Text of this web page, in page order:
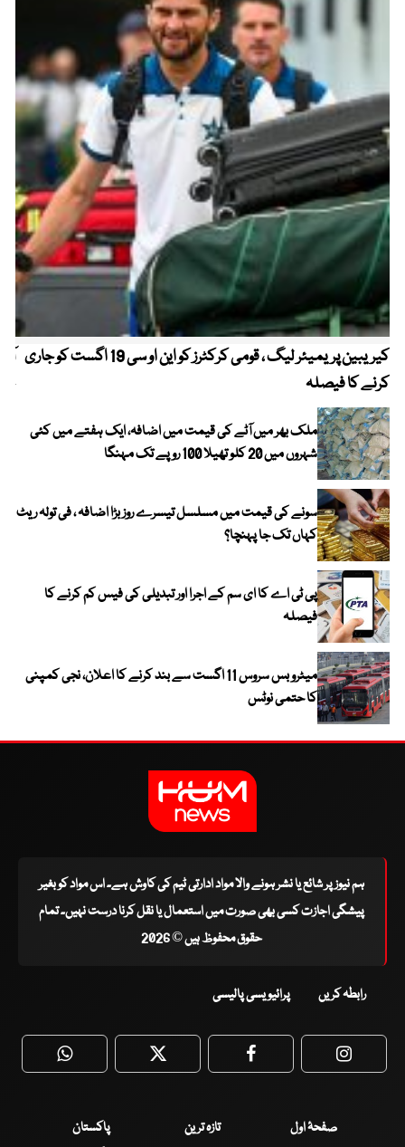
کیریبین پریمیئر لیگ ، قومی کرکٹرز کو این او سی 19 اگست کو جاری
کرنے کا فیصلہ
ملک بھر میں آٹے کی قیمت میں اضافہ، ایک ہفتے میں کئی
شہروں میں 20 کلو تھیلا 100 روپے تک مہنگا
سونے کی قیمت میں مسلسل تیسرے روز بڑا اضافہ ، فی تولہ ریٹ
کہاں تک جا پہنچا؟
پی ٹی اے کا ای سم کے اجرا اور تبدیلی کی فیس کم کرنے کا
فیصلہ
میٹرو بس سروس 11 اگست سے بند کرنے کا اعلان، نجی کمپنی
کا حتمی نوٹس
ہم نیوز پر شائع یا نشر ہونے والا مواد ادارتی ٹیم کی کاوش ہے۔ اس مواد کو بغیر
پیشگی اجازت کسی بھی صورت میں استعمال یا نقل کرنا درست نہیں۔ تمام
حقوق محفوظ ہیں © 2026
رابطہ کریں پرائیویسی پالیسی
WhatsApp Twitter Facebook
صفحۂ اول تازہ ترین
پاکستان